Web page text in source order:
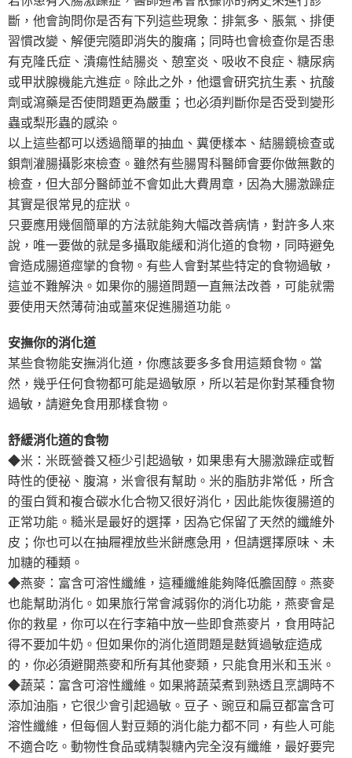
斷，他會詢問你是否有下列這些現象：排氣多、脹氣、排便
習慣改變、解便完隨即消失的腹痛；同時也會檢查你是否患
有克隆氏症、潰瘍性結腸炎、憩室炎、吸收不良症、糖尿病
或甲狀腺機能亢進症。除此之外，他還會研究抗生素、抗酸
劑或瀉藥是否使問題更為嚴重；也必須判斷你是否受到變形
蟲或梨形蟲的感染。
以上這些都可以透過簡單的抽血、糞便樣本、結腸鏡檢查或
鋇劑灌腸攝影來檢查。雖然有些腸胃科醫師會要你做無數的
檢查，但大部分醫師並不會如此大費周章，因為大腸激躁症
其實是很常見的症狀。
只要應用幾個簡單的方法就能夠大幅改善病情，對許多人來
說，唯一要做的就是多攝取能緩和消化道的食物，同時避免
會造成腸道痙攣的食物。有些人會對某些特定的食物過敏，
這並不難解決。如果你的腸道問題一直無法改善，可能就需
要使用天然薄荷油或薑來促進腸道功能。
安撫你的消化道
某些食物能安撫消化道，你應該要多多食用這類食物。當
然，幾乎任何食物都可能是過敏原，所以若是你對某種食物
過敏，請避免食用那樣食物。
舒緩消化道的食物
◆米：米既營養又極少引起過敏，如果患有大腸激躁症或暫
時性的便祕、腹瀉，米會很有幫助。米的脂肪非常低，所含
的蛋白質和複合碳水化合物又很好消化，因此能恢復腸道的
正常功能。糙米是最好的選擇，因為它保留了天然的纖維外
皮；你也可以在抽屜裡放些米餅應急用，但請選擇原味、未
加糖的種類。
◆燕麥：富含可溶性纖維，這種纖維能夠降低膽固醇。燕麥
也能幫助消化。如果旅行常會減弱你的消化功能，燕麥會是
你的救星，你可以在行李箱中放一些即食燕麥片，食用時記
得不要加牛奶。但如果你的消化道問題是麩質過敏症造成
的，你必須避開燕麥和所有其他麥類，只能食用米和玉米。
◆蔬菜：富含可溶性纖維。如果將蔬菜煮到熟透且烹調時不
添加油脂，它很少會引起過敏。豆子、豌豆和扁豆都富含可
溶性纖維，但每個人對豆類的消化能力都不同，有些人可能
不適合吃。動物性食品或精製糖內完全沒有纖維，最好要完